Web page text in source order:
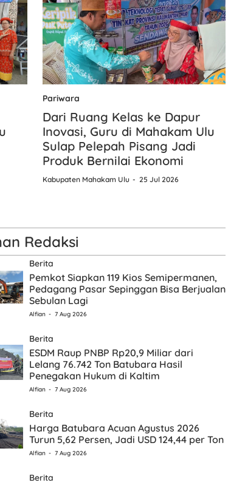
Pariwara
Dari Ruang Kelas ke Dapur
Inovasi, Guru di Mahakam Ulu
Sulap Pelepah Pisang Jadi
Produk Bernilai Ekonomi
Kabupaten Mahakam Ulu 25 Jul 2026
Redaksi
Berita
Pemkot Siapkan 119 Kios Semipermanen,
Pedagang Pasar Sepinggan Bisa Berjualan
Sebulan Lagi
Alfian 7 Aug 2026
Berita
ESDM Raup PNBP Rp20,9 Miliar dari
Lelang 76.742 Ton Batubara Hasil
Penegakan Hukum di Kaltim
Alfian 7 Aug 2026
Berita
Harga Batubara Acuan Agustus 2026
Turun 5,62 Persen, Jadi USD 124,44 per Ton
Alfian 7 Aug 2026
Berita